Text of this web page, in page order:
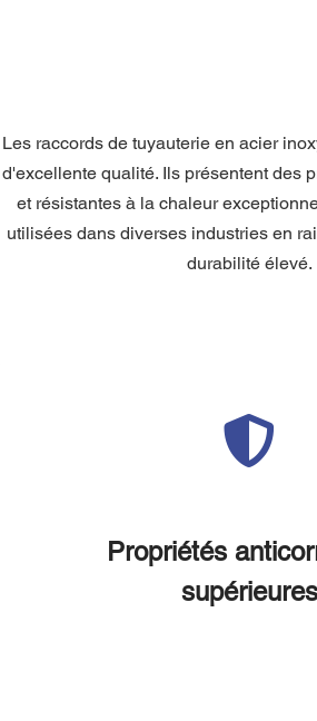
Les raccords de tuyauterie en acier
d'excellente qualité. Ils présentent des
et résistantes à la chaleur
utilisées dans diverses industries en
durabilité élevé.
Propriétés
supérieures